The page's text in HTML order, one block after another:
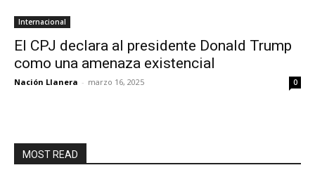
Internacional
El CPJ declara al presidente Donald Trump
como una amenaza existencial
Nación Llanera - marzo 16, 2025 0
MOST READ